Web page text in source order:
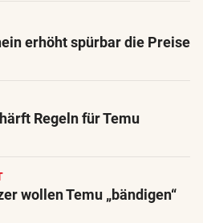
erhöht spürbar die Preise
Regeln für Temu
wollen Temu „bändigen“